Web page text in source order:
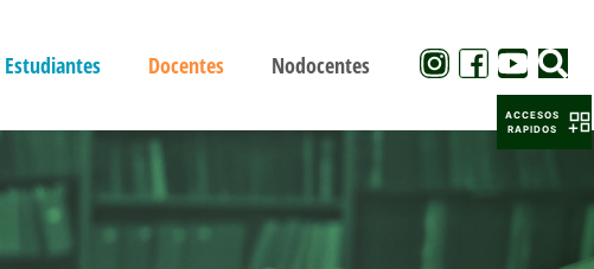
Estudiantes Docentes Nodocentes
ACCESOS
RAPIDOS